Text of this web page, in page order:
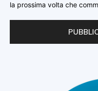
la prossima volta che